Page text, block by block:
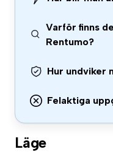
Varför finns
Rentumo?
Hur undviker
Felaktiga
Läge